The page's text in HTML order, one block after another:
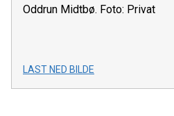
Oddrun Midtbø. Foto: Privat
LAST NED BILDE